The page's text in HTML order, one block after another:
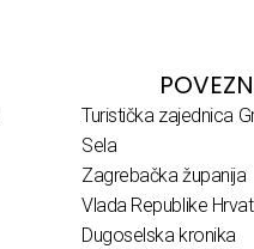
Turistička zajednica
Sela
Zagrebačka županija
Vlada Republike
Dugoselska kronika